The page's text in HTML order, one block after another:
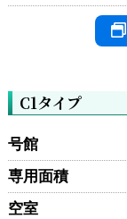
C1タイプ
号館
専用面積
空室